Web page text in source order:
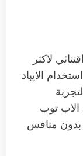
لاكثر
الايباد
التجربة
توب
بدون منافس